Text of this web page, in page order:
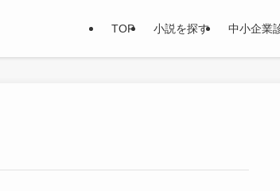
TOP 小説を探す 中小企業